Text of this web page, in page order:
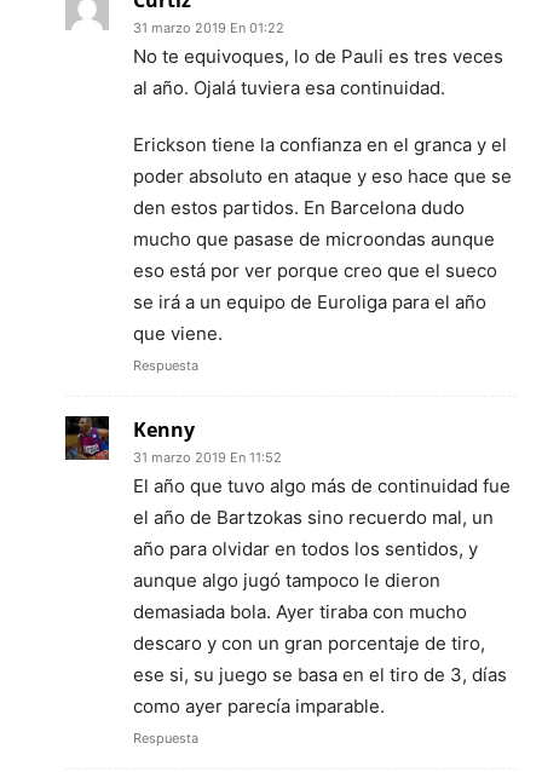
31 marzo 2019 En 01:22
No te equivoques, lo de Pauli es tres veces
al año. Ojalá tuviera esa continuidad.
Erickson tiene la confianza en el granca y el
poder absoluto en ataque y eso hace que se
den estos partidos. En Barcelona dudo
mucho que pasase de microondas aunque
eso está por ver porque creo que el sueco
se irá a un equipo de Euroliga para el año
que viene.
Respuesta
Kenny
31 marzo 2019 En 11:52
El año que tuvo algo más de continuidad fue
el año de Bartzokas sino recuerdo mal, un
año para olvidar en todos los sentidos, y
aunque algo jugó tampoco le dieron
demasiada bola. Ayer tiraba con mucho
descaro y con un gran porcentaje de tiro,
ese si, su juego se basa en el tiro de 3, días
como ayer parecía imparable.
Respuesta